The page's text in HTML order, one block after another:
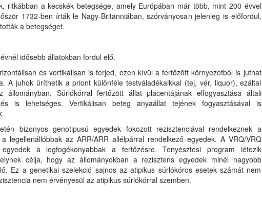
ritkábban a kecskék betegsége, amely Európában már több, mint 200 évvel
1732-ben írták le Nagy-Britanniában, szórványosan jelenleg is előfordul,
a betegséget.
idősebb állatokban fordul elő.
és vertikálisan is terjed, ezen kívül a fertőzött környezetből is juthat
A juhok üríthetik a priont különféle testváladékaikkal (tej, vér, liquor), ezáltal
Súrlókórral fertőzött állat placentájának elfogyasztása általi
is lehetséges. Vertikálisan beteg anyaállat tejének fogyasztásával is
bizonyos genotipusú egyedek fokozott rezisztenciával rendelkeznek a
legellenállóbbak az ARR/ARR allélpárral rendelkező egyedek. A VRQ/VRQ
a legfogékonyabbak a fertőzésre. Tenyésztési program létezik
célja, hogy az állományokban a rezisztens egyedek minél nagyobb
Ez a genetikai szelekció sajnos az atipikus súrlókóros esetek számát nem
nem érvényesül az atipikus súrlókórral szemben.